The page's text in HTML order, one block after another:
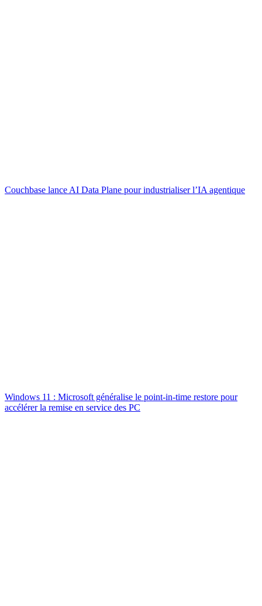
Couchbase lance AI Data Plane pour industrialiser l’IA agentique
Windows 11 : Microsoft généralise le point-in-time restore pour
accélérer la remise en service des PC